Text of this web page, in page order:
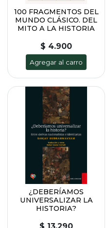
100 FRAGMENTOS DEL
MUNDO CLÁSICO. DEL
MITO A LA HISTORIA
$ 4.900
Agregar al carro
¿DEBERÍAMOS
UNIVERSALIZAR LA
HISTORIA?